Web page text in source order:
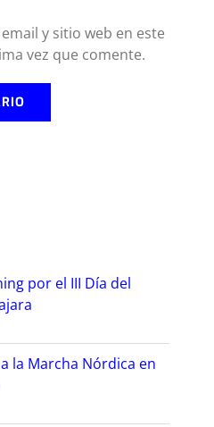
y sitio web en este
vez que comente.
por el III Día del
la Marcha Nórdica en